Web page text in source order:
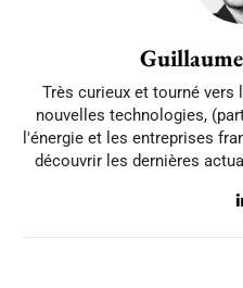
Très curieux et tourné
nouvelles technologies,
l'énergie et les entreprises
découvrir les dernières